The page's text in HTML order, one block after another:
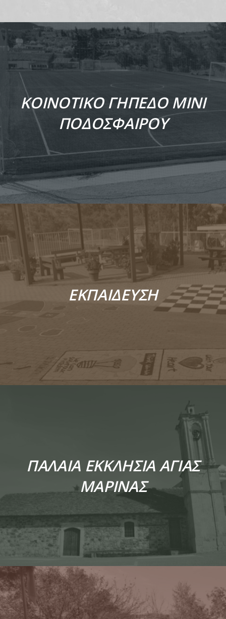
ΚΟΙΝΟΤΙΚΟ ΓΗΠΕΔΟ ΜΙΝΙ
ΠΟΔΟΣΦΑΙΡΟΥ
ΕΚΠΑΙΔΕΥΣΗ
ΠΑΛΑΙΑ ΕΚΚΛΗΣΙΑ ΑΓΙΑΣ
ΜΑΡΙΝΑΣ